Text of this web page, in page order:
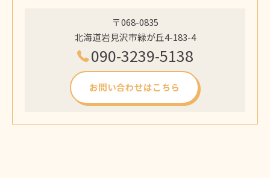
〒068-0835
北海道岩見沢市緑が丘4-183-4
090-3239-5138
お問い合わせはこちら